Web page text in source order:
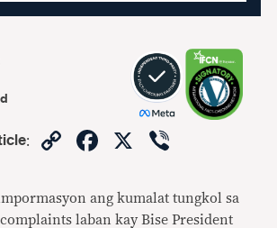
: CopyFacebook
X
ang kumalat tungkol sa
laban kay Bise President